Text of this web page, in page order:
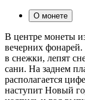
О монете
В центре монеты
вечерних
в снежки, лепят
сани. На заднем
располагается
наступит Новый